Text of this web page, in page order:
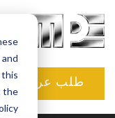
These
and
on this
about the
Policy.
عرض أسعار